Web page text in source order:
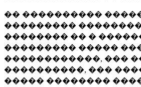
�� ����������
���������
�������� �� �
��������� �����
������������, ���
����������, ���
����� ��������